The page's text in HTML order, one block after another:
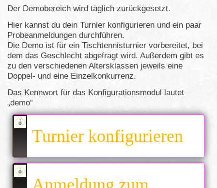
Der Demobereich wird täglich zurückgesetzt.
Hier kannst du dein Turnier konfigurieren und ein paar
Probeanmeldungen durchführen.
Die Demo ist für ein Tischtennisturnier vorbereitet, bei
dem das Geschlecht abgefragt wird. Außerdem gibt es
zu den verschiedenen Altersklassen jeweils eine
Doppel- und eine Einzelkonkurrenz.
Das Kennwort für das Konfigurationsmodul lautet
„demo“
Turnier konfigurieren